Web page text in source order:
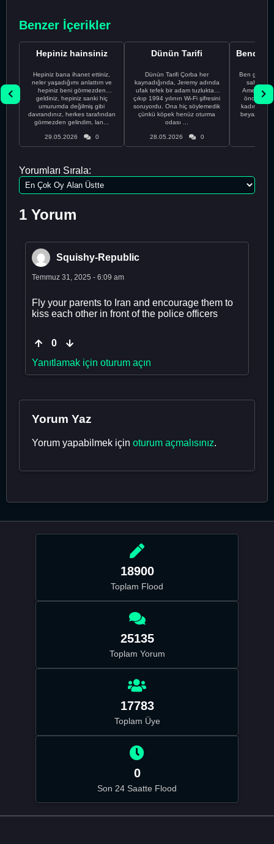
Benzer İçerikler
Hepiniz hainsiniz
Hepiniz bana ihanet ettiniz,
neler yaşadığımı anlattım ve
hepiniz beni görmezden
geldiniz, hepiniz sanki hiç
umurumda değilmiş gibi
davrandınız, herkes tarafından
görmezden gelindim, lan...
29.05.2026 0
Dünün Tarifi
Dünün Tarifi Çorba her
kaynadığında, Jeremy adında
ufak tefek bir adam tuzluktan
çıkıp 1994 yılının Wi-Fi şifresini
soruyordu. Ona hiç söylemedik
çünkü köpek henüz oturma
odası ...
28.05.2026 0
Ben gururlu
sahip
önce
kadınla
beyaz
Yorumları Sırala:
1 Yorum
Squishy-Republic
Temmuz 31, 2025 - 6:09 am
Fly your parents to Iran and encourage them to
kiss each other in front of the police officers
0
Yanıtlamak için oturum açın
Yorum Yaz
Yorum yapabilmek için oturum açmalısınız.
18900
Toplam Flood
25135
Toplam Yorum
17783
Toplam Üye
0
Son 24 Saatte Flood